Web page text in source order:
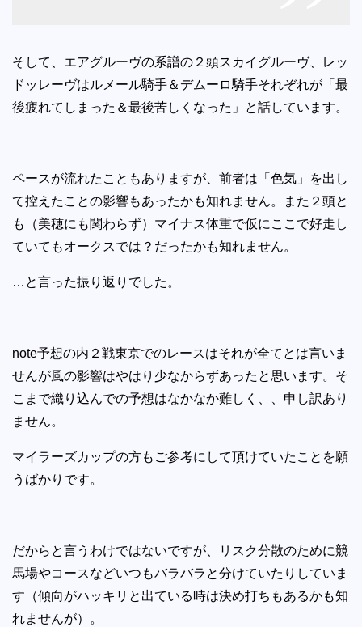
そして、エアグルーヴの系譜の２頭スカイグルーヴ、レッ
ドッレーヴはルメール騎手＆デムーロ騎手それぞれが「最
後疲れてしまった＆最後苦しくなった」と話しています。
ペースが流れたこともありますが、前者は「色気」を出し
て控えたことの影響もあったかも知れません。また２頭と
も（美穂にも関わらず）マイナス体重で仮にここで好走し
ていてもオークスでは？だったかも知れません。
…と言った振り返りでした。
note予想の内２戦東京でのレースはそれが全てとは言いま
せんが風の影響はやはり少なからずあったと思います。そ
こまで織り込んでの予想はなかなか難しく、、申し訳あり
ません。
マイラーズカップの方もご参考にして頂けていたことを願
うばかりです。
だからと言うわけではないですが、リスク分散のために競
馬場やコースなどいつもバラバラと分けていたりしていま
す（傾向がハッキリと出ている時は決め打ちもあるかも知
れませんが）。